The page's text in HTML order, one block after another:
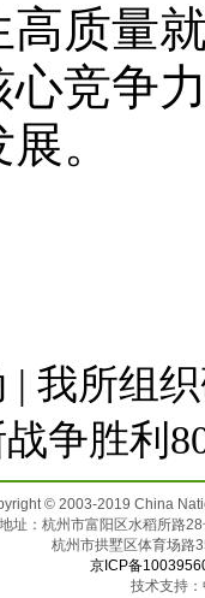
质量
心竞争
。
| 我所组
争胜利
© 2003-2019 China
地址：杭州市富阳区水稻所路
杭州市拱墅区体
京ICP备
技术支持